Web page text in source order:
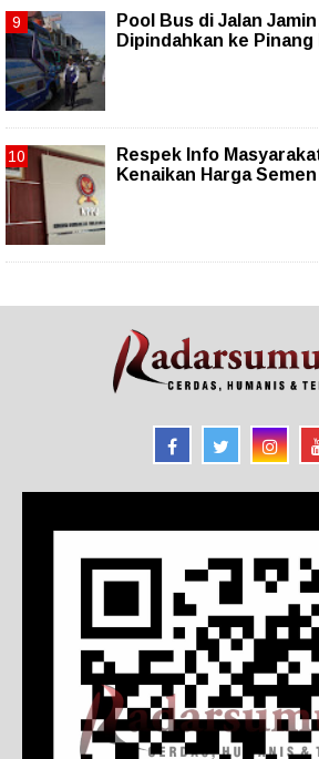
Pool Bus di Jalan
Dipindahkan ke Pinang
Respek Info
Kenaikan Harga Semen